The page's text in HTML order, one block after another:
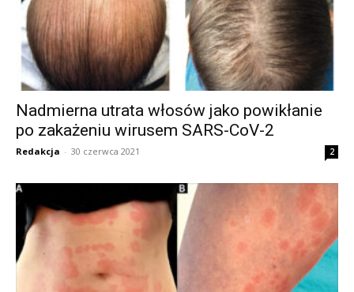
Nadmierna utrata włosów jako powikłanie
po zakażeniu wirusem SARS-CoV-2
Redakcja - 30 czerwca 2021 2